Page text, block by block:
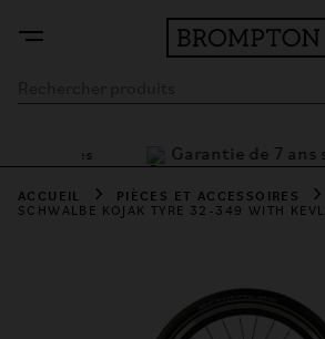
Garantie de 7 ans
ACCUEIL PIÈCES ET ACCESSOIRES
SCHWALBE KOJAK TYRE 32-349 WITH